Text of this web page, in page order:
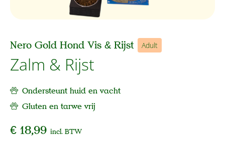
Nero Gold Hond Vis & Rijst Adult
Zalm & Rijst
Ondersteunt huid en vacht
Gluten en tarwe vrij
€ 18,99 incl. BTW